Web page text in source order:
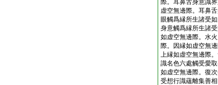
際。耳鼻舌身意識
虚空無邊際。耳鼻
眼觸爲縁所生諸受
身意觸爲縁所生諸
如虚空無邊際。水
際。因縁如虚空無
上縁如虚空無邊際
識名色六處觸受愛
如虚空無邊際。復
受想行識蘊離集善